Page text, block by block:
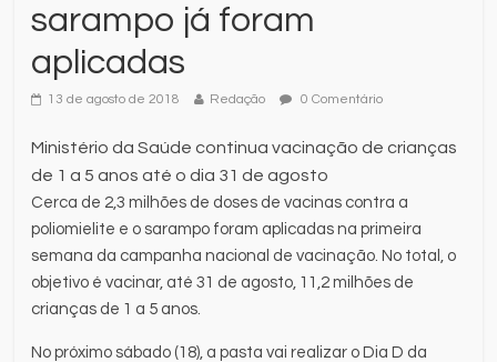
sarampo já foram
aplicadas
13 de agosto de 2018 Redação 0 Comentário
Ministério da Saúde continua vacinação de crianças
de 1 a 5 anos até o dia 31 de agosto
Cerca de 2,3 milhões de doses de vacinas contra a
poliomielite e o sarampo foram aplicadas na primeira
semana da campanha nacional de vacinação. No total, o
objetivo é vacinar, até 31 de agosto, 11,2 milhões de
crianças de 1 a 5 anos.
No próximo sábado (18), a pasta vai realizar o Dia D da